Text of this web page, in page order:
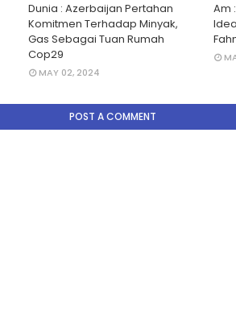
Dunia : Azerbaijan Pertahan
Komitmen Terhadap Minyak,
Gas Sebagai Tuan Rumah
Cop29
MAY 02, 2024
Am
POST A COMMENT